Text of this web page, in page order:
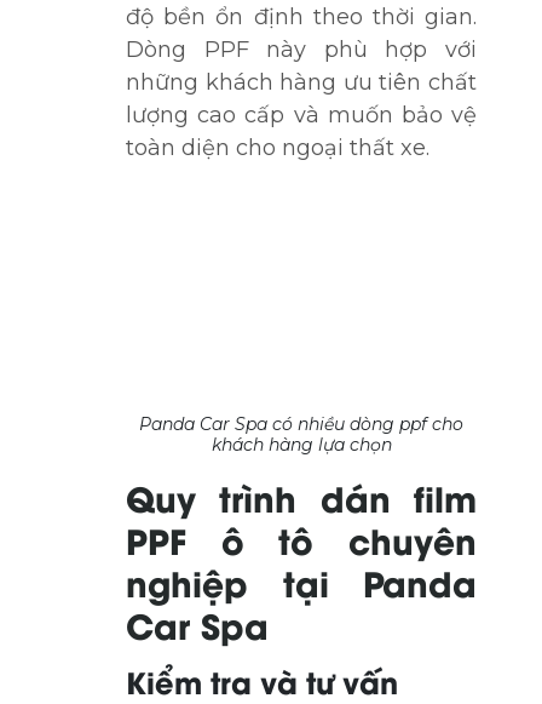
độ bền ổn định theo thời gian.
Dòng PPF này phù hợp với
những khách hàng ưu tiên chất
lượng cao cấp và muốn bảo vệ
toàn diện cho ngoại thất xe.
Panda Car Spa có nhiều dòng ppf cho
khách hàng lựa chọn
Quy trình dán film
PPF ô tô chuyên
nghiệp tại Panda
Car Spa
Kiểm tra và tư vấn